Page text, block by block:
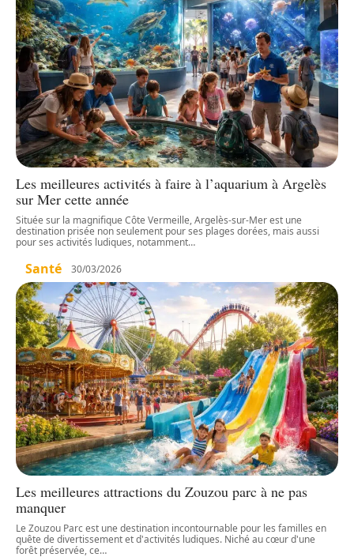
Les meilleures activités à faire à l’aquarium à Argelès
sur Mer cette année
Située sur la magnifique Côte Vermeille, Argelès-sur-Mer est une
destination prisée non seulement pour ses plages dorées, mais aussi
pour ses activités ludiques, notamment…
Santé 30/03/2026
Les meilleures attractions du Zouzou parc à ne pas
manquer
Le Zouzou Parc est une destination incontournable pour les familles en
quête de divertissement et d'activités ludiques. Niché au cœur d'une
forêt préservée, ce…